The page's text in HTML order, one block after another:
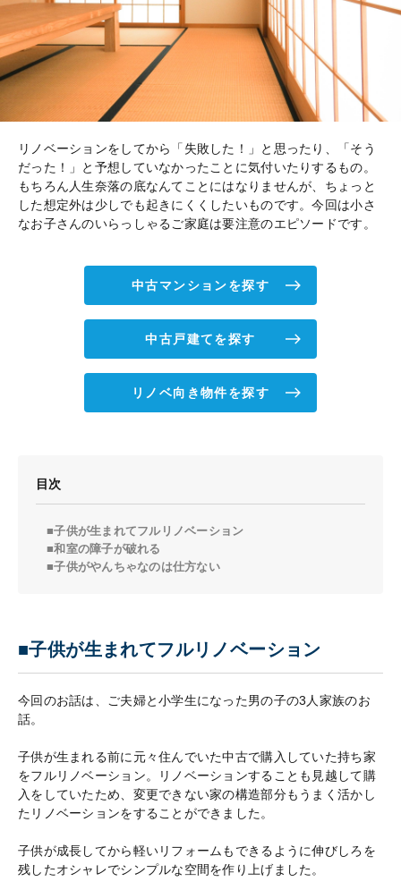
リノベーションをしてから「失敗した！」と思ったり、「そう
だった！」と予想していなかったことに気付いたりするもの。
もちろん人生奈落の底なんてことにはなりませんが、ちょっと
した想定外は少しでも起きにくくしたいものです。今回は小さ
なお子さんのいらっしゃるご家庭は要注意のエピソードです。
中古マンションを探す
中古戸建てを探す
リノベ向き物件を探す
目次
■子供が生まれてフルリノベーション
■和室の障子が破れる
■子供がやんちゃなのは仕方ない
■子供が生まれてフルリノベーション
今回のお話は、ご夫婦と小学生になった男の子の3人家族のお
話。
子供が生まれる前に元々住んでいた中古で購入していた持ち家
をフルリノベーション。リノベーションすることも見越して購
入をしていたため、変更できない家の構造部分もうまく活かし
たリノベーションをすることができました。
子供が成長してから軽いリフォームもできるように伸びしろを
残したオシャレでシンプルな空間を作り上げました。